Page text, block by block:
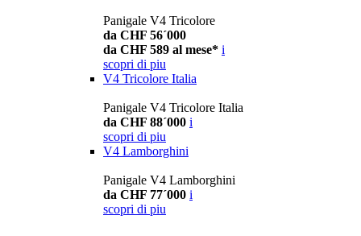
Panigale V4 Tricolore
da CHF 56´000
da CHF 589 al mese* i
scopri di piu
V4 Tricolore Italia
Panigale V4 Tricolore Italia
da CHF 88´000 i
scopri di piu
V4 Lamborghini
Panigale V4 Lamborghini
da CHF 77´000 i
scopri di piu